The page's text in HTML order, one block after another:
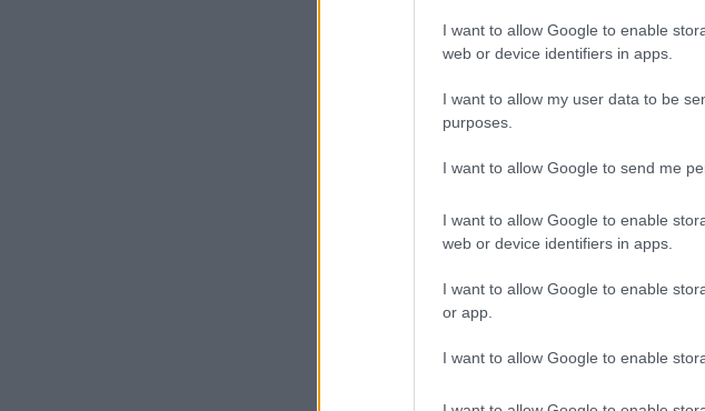
I want to allow Google to enable
web or device identifiers in apps.
I want to allow my user data to be
purposes.
I want to allow Google to send me
I want to allow Google to enable
web or device identifiers in apps.
I want to allow Google to enable
or app.
I want to allow Google to enable